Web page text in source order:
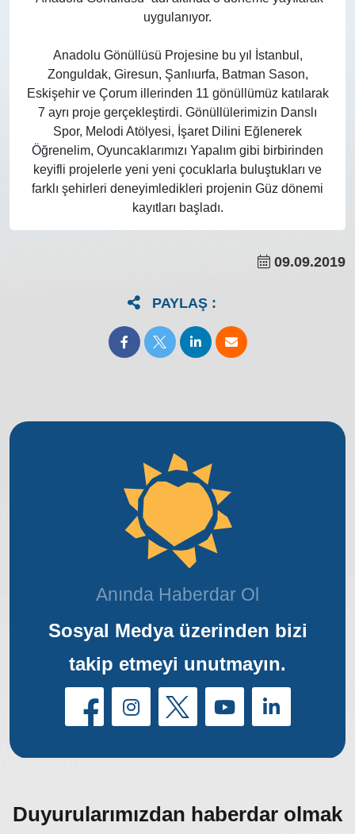
uygulanıyor.
Anadolu Gönüllüsü Projesine bu yıl İstanbul,
Zonguldak, Giresun, Şanlıurfa, Batman Sason,
Eskişehir ve Çorum illerinden 11 gönüllümüz katılarak
7 ayrı proje gerçekleştirdi. Gönüllülerimizin Danslı
Spor, Melodi Atölyesi, İşaret Dilini Eğlenerek
Öğrenelim, Oyuncaklarımızı Yapalım gibi birbirinden
keyifli projelerle yeni yeni çocuklarla buluştukları ve
farklı şehirleri deneyimledikleri projenin Güz dönemi
kayıtları başladı.
09.09.2019
PAYLAŞ :
Anında Haberdar Ol
Sosyal Medya üzerinden bizi
takip etmeyi unutmayın.
Duyurularımızdan haberdar olmak